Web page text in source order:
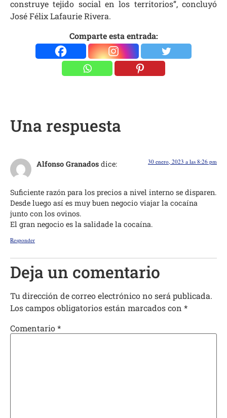
construye tejido social en los territorios”, concluyó
José Félix Lafaurie Rivera.
Comparte esta entrada:
Una respuesta
Alfonso Granados dice: 30 enero, 2023 a las 8:26 pm
Suficiente razón para los precios a nivel interno se disparen.
Desde luego así es muy buen negocio viajar la cocaína
junto con los ovinos.
El gran negocio es la salidade la cocaína.
Responder
Deja un comentario
Tu dirección de correo electrónico no será publicada.
Los campos obligatorios están marcados con *
Comentario*